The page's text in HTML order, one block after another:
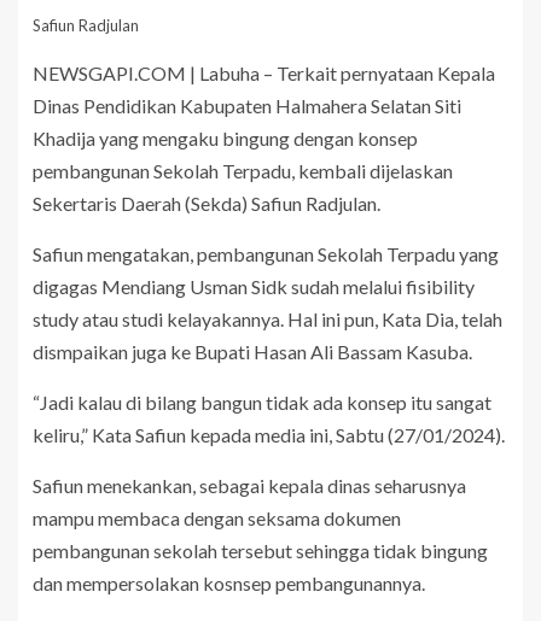
Safiun Radjulan
NEWSGAPI.COM | Labuha – Terkait pernyataan Kepala
Dinas Pendidikan Kabupaten Halmahera Selatan Siti
Khadija yang mengaku bingung dengan konsep
pembangunan Sekolah Terpadu, kembali dijelaskan
Sekertaris Daerah (Sekda) Safiun Radjulan.
Safiun mengatakan, pembangunan Sekolah Terpadu yang
digagas Mendiang Usman Sidk sudah melalui fisibility
study atau studi kelayakannya. Hal ini pun, Kata Dia, telah
dismpaikan juga ke Bupati Hasan Ali Bassam Kasuba.
“Jadi kalau di bilang bangun tidak ada konsep itu sangat
keliru,” Kata Safiun kepada media ini, Sabtu (27/01/2024).
Safiun menekankan, sebagai kepala dinas seharusnya
mampu membaca dengan seksama dokumen
pembangunan sekolah tersebut sehingga tidak bingung
dan mempersolakan kosnsep pembangunannya.